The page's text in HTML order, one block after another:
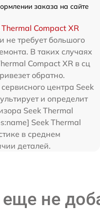
заказа на сайте
Compact XR
не требует большого
В таких случаях
Compact XR в сц
обратно.
центра Seek
и определит
Seek Thermal
Seek Thermal
в среднем
деталей.
не